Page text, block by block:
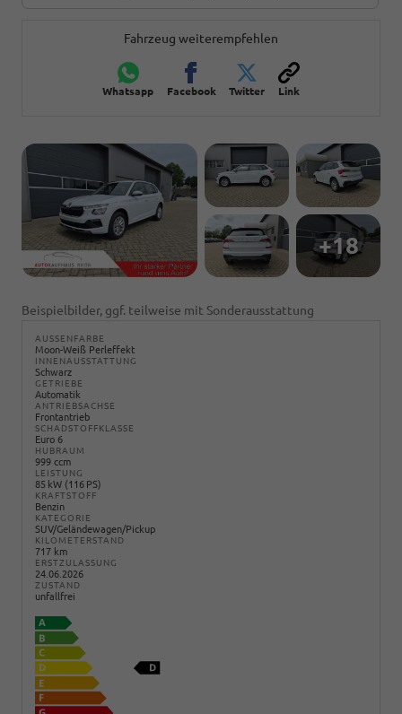
Fahrzeug weiterempfehlen
Whatsapp Facebook Twitter Link
+18
Beispielbilder, ggf. teilweise mit Sonderausstattung
AUSSENFARBE
Moon-Weiß Perleffekt
INNENAUSSTATTUNG
Schwarz
GETRIEBE
Automatik
ANTRIEBSACHSE
Frontantrieb
SCHADSTOFFKLASSE
Euro 6
HUBRAUM
999 ccm
LEISTUNG
85 kW (116 PS)
KRAFTSTOFF
Benzin
KATEGORIE
SUV/Geländewagen/Pickup
KILOMETERSTAND
717 km
ERSTZULASSUNG
24.06.2026
ZUSTAND
unfallfrei